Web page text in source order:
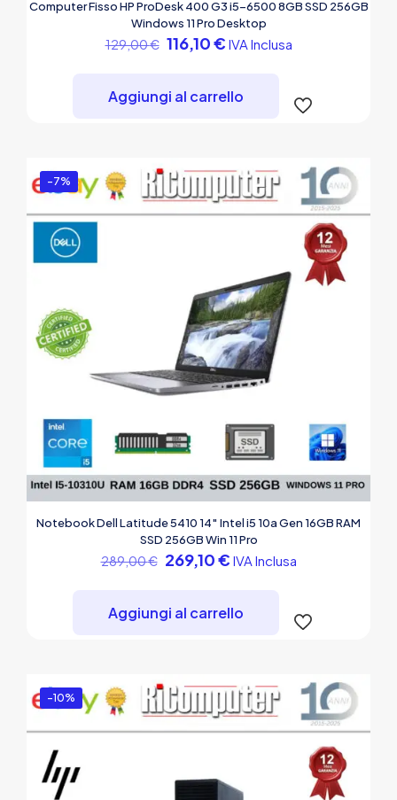
Computer Fisso HP ProDesk 400 G3 i5-6500 8GB SSD 256GB
Windows 11 Pro Desktop
129,00€ Il
prezzo
era:
129,00 €.
116,10€Il
è:
IVA Inclusa
Aggiungi al carrello
-7%
Notebook Dell Latitude 5410 14″ Intel i5 10a Gen 16GB RAM
SSD 256GB Win 11 Pro
289,00€ Il
prezzo
era:
289,00 €.
269,10€Il
è:
269,10 €.
IVA Inclusa
Aggiungi al carrello
-10%